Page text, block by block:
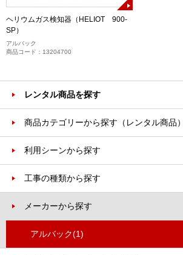
ヘリウムガス検知器（HELIOT 900-
SP）
アルバック
商品コード：13204700
レンタル商品を探す
商品カテゴリーから探す（レンタル商品）
利用シーンから探す
工事の種類から探す
メーカーから探す
アルバック(1)